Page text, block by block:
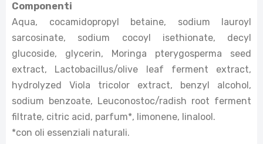
Componenti
Aqua, cocamidopropyl betaine, sodium lauroyl
sarcosinate, sodium cocoyl isethionate, decyl
glucoside, glycerin, Moringa pterygosperma seed
extract, Lactobacillus/olive leaf ferment extract,
hydrolyzed Viola tricolor extract, benzyl alcohol,
sodium benzoate, Leuconostoc/radish root ferment
filtrate, citric acid, parfum*, limonene, linalool.
*con oli essenziali naturali.